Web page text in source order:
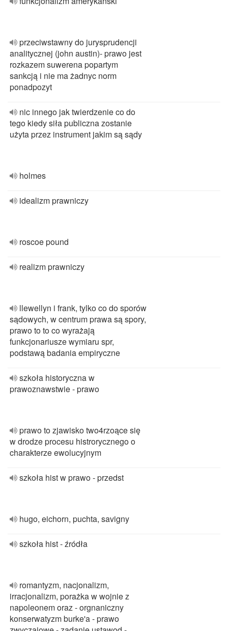
przeciwstawny do jurysprudencji
analitycznej (john austin)- prawo jest
rozkazem suwerena popartym
sankcją i nie ma żadnyc norm
ponadpozyt
nic innego jak twierdzenie co do
tego kiedy siła publiczna zostanie
użyta przez instrument jakim są sądy
holmes
idealizm prawniczy
roscoe pound
realizm prawniczy
llewellyn i frank, tylko co do sporów
sądowych, w centrum prawa są spory,
prawo to to co wyrażają
funkcjonariusze wymiaru spr,
podstawą badania empiryczne
szkoła historyczna w
prawoznawstwie - prawo
prawo to zjawisko two4rzoące się
w drodze procesu histrorycznego o
charakterze ewolucyjnym
szkoła hist w prawo - przedst
hugo, eichorn, puchta, savigny
szkoła hist - źródła
romantyzm, nacjonalizm,
irracjonalizm, porażka w wojnie z
napoleonem oraz - orgnaniczny
konserwatyzm burke'a - prawo